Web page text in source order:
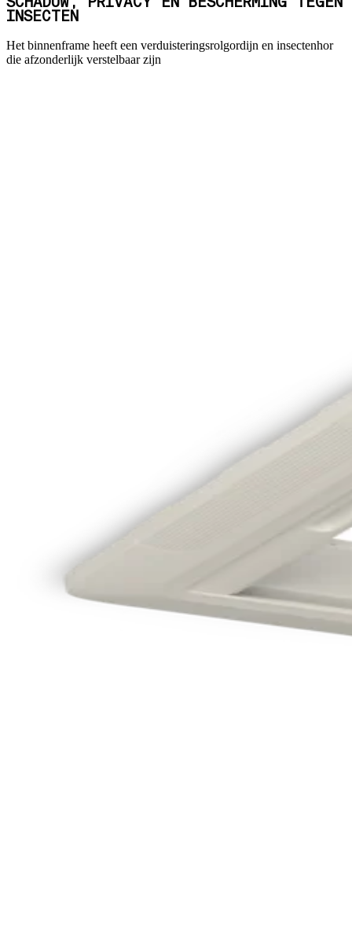
INSECTEN
Het binnenframe heeft een verduisteringsrolgordijn en insectenhor
die afzonderlijk verstelbaar zijn